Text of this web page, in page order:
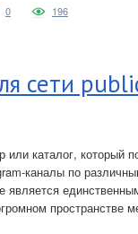
0 196
сети
или каталог, который
каналы по
пространстве